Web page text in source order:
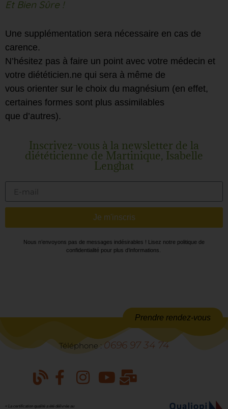
Et Bien Sûre !
Une supplémentation sera nécessaire en cas de
carence.
N’hésitez pas à faire un point avec votre médecin et
votre diététicien.ne qui sera à même de
vous orienter sur le choix du magnésium (en effet,
certaines formes sont plus assimilables
que d’autres).
Inscrivez-vous à la newsletter de la
diététicienne de Martinique, Isabelle
Lenghat
Je m'inscris
Nous n’envoyons pas de messages indésirables ! Lisez notre politique de
confidentialité pour plus d’informations.
Prendre rendez-vous
Téléphone : 0696 97 34 74
« La certification qualité a été délivrée au